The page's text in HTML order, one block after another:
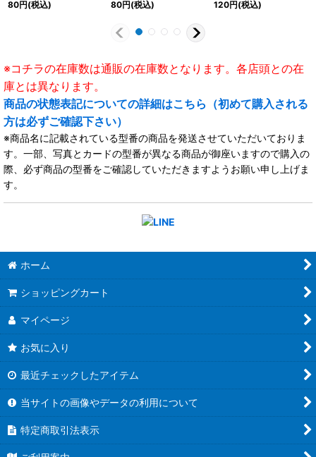
80円(税込) 80円(税込) 120円(税込)
※コチラの在庫数は通販の在庫数となります。各店頭との在
庫とは異なります。
商品の状態表記についての詳細はこちら（初めて購入される
方は必ずご確認下さい）
※商品名に記載されている型番の商品を発送させていただいておりま
す。一部、写真とカードの型番が異なる商品が御座いますので購入の
際、必ず商品の型番をご確認していただきますようお願い申し上げま
す。
ホーム
ショッピングカート
マイページ
お気に入り
最近チェックしたアイテム
当サイトの画像やデータの利用について
特定商取引法表示